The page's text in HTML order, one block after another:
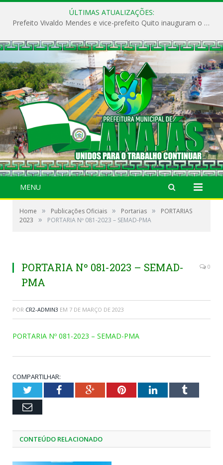
ÚLTIMAS ATUALIZAÇÕES:
Prefeito Vivaldo Mendes e vice-prefeito Quito inauguram o CAPS e fortalecem a saúde pública em Anajás.
MENU
Home » Publicações Oficiais » Portarias »
PORTARIAS
2023
» PORTARIA Nº 081-2023 – SEMAD-PMA
PORTARIA Nº 081-2023 – SEMAD-
PMA
0
POR CR2-ADMIN3 EM 7 DE MARÇO DE 2023
PORTARIA Nº 081-2023 – SEMAD-PMA
COMPARTILHAR:
TwitterFacebookGoogle+PinterestLinkedInTumblr
Email
CONTEÚDO RELACIONADO